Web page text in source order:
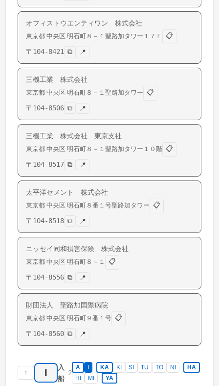
オフィストウエンティワン 株式会社
東京都 中央区 明石町 ８－１聖路加タワー１７Ｆ
📋
〒 104-8421 ⧉ 📍
三機工業 株式会社
東京都 中央区 明石町 ８－１聖路加タワー 📋
〒 104-8506 ⧉ 📍
三機工業 株式会社 東京支社
東京都 中央区 明石町 ８－１聖路加タワー１０階 📋
〒 104-8517 ⧉ 📍
太平洋セメント 株式会社
東京都 中央区 明石町 ８番１号聖路加タワー 📋
〒 104-8518 ⧉ 📍
ニッセイ同和損害保険 株式会社
東京都 中央区 明石町 ８－１
📋
〒 104-8556 ⧉ 📍
財団法人 聖路加国際病院
東京都 中央区 明石町 ９番１号 📋
〒 104-8560 ⧉ 📍
↑ I
入
船
2
A KA KI SI TU TO NI
HA
HI
MI YA